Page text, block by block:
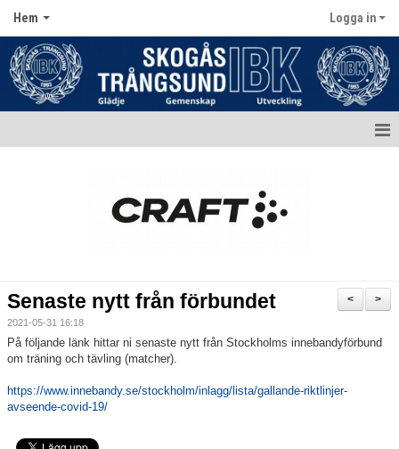
Hem Logga in
Matcher
Bildgalleri
>
<
Senaste nytt från förbundet
2021-05-31 16:18
På följande länk hittar ni senaste nytt från Stockholms innebandyförbund
om träning och tävling (matcher).
https://www.innebandy.se/stockholm/inlagg/lista/gallande-riktlinjer-
avseende-covid-19/